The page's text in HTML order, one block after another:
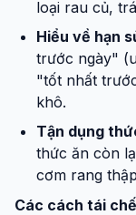
loại rau củ,
Hiểu về hạn
trước ngày"
"tốt nhất
khô.
Tận dụng
thức ăn còn
cơm rang
Các cách tái